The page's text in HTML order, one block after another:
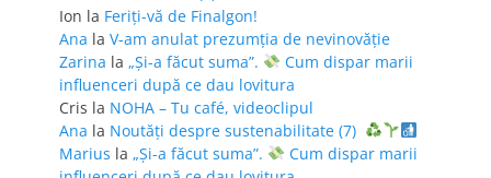
Ion la Feriţi-vă de Finalgon!
Ana la V-am anulat prezumția de nevinovăție
Zarina la „Și-a făcut suma”.
Cum dispar marii
influenceri după ce dau lovitura
Cris la NOHA – Tu café, videoclipul
Ana la Noutăți despre sustenabilitate (7)
Marius la „Și-a făcut suma”.
Cum dispar marii